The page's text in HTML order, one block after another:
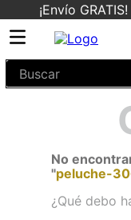
¡Envío
Buscar
No
"peluche-
¿Qué debo